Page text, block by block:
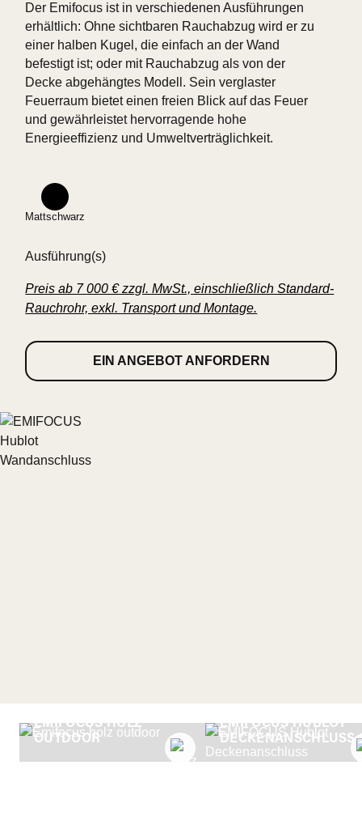
Der Emifocus ist in verschiedenen Ausführungen
erhältlich: Ohne sichtbaren Rauchabzug wird er zu
einer halben Kugel, die einfach an der Wand
befestigt ist; oder mit Rauchabzug als von der
Decke abgehängtes Modell. Sein verglaster
Feuerraum bietet einen freien Blick auf das Feuer
und gewährleistet hervorragende hohe
Energieeffizienz und Umweltverträglichkeit.
Mattschwarz
Ausführung(s)
Preis ab 7 000 € zzgl. MwSt., einschließlich Standard-
Rauchrohr, exkl. Transport und Montage.
EIN ANGEBOT ANFORDERN
EMIFOCUS HOLZ
OUTDOOR
EMIFOCUS HUBLOT
DECKENANSCHLUSS